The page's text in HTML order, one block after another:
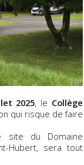
2025, le Collège
qui risque de faire
site du Domaine
Hubert, sera tout